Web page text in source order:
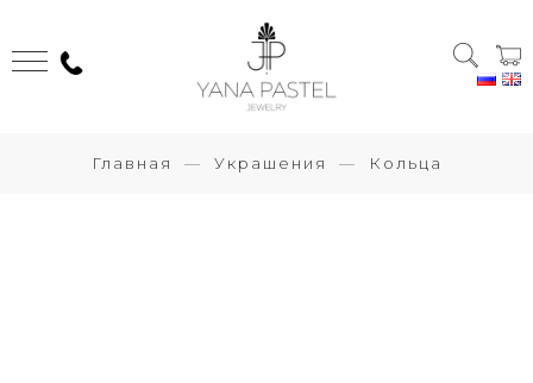
Главная Украшения Кольца